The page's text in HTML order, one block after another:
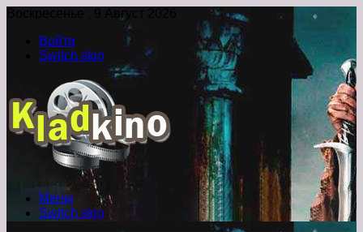
Воскресенье , 9 Август 2026
Войти
Switch skin
Меню
Switch skin